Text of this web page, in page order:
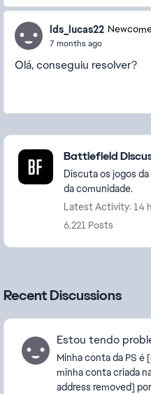
lds_lucas22
7 months ago
Olá, conseguiu resolver?
Featured Places
Battlefield
Discuta os jogos
da comunidade.
Latest Activity: 14
6,221 Posts
Recent Discussions
Estou tendo
Minha conta da PS é
minha conta criada
address removed] porém quando eu vou jogar battle